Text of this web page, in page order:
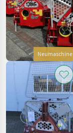
Neumaschine